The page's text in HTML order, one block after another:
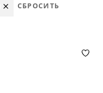
СБРОСИТЬ